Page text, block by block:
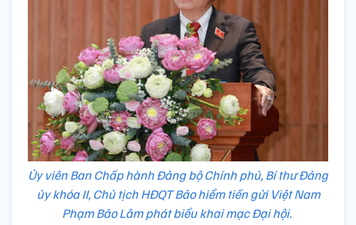
Ủy viên Ban Chấp hành Đảng bộ Chính phủ, Bí thư Đảng
ủy khóa II, Chủ tịch HĐQT Bảo hiểm tiền gửi Việt Nam
Phạm Bảo Lâm phát biểu khai mạc Đại hội.